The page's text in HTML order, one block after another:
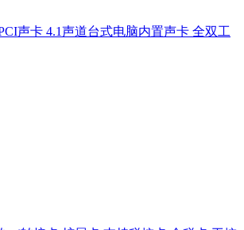
声卡 4.1声道台式电脑内置声卡 全双工